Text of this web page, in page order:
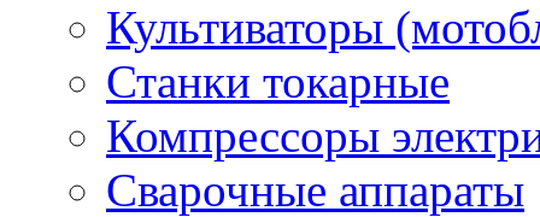
Культиваторы
Станки токарные
Компрессоры
Сварочные аппараты